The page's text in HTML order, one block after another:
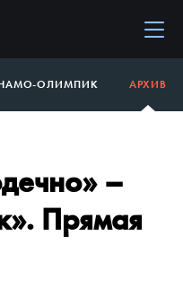
ОЛИМПИК АРХИВ
–
Прямая